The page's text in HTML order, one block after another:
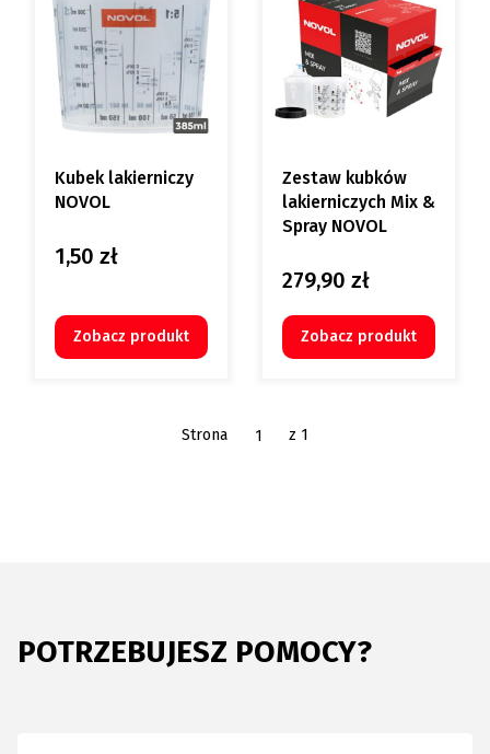
Kubek lakierniczy
NOVOL
Cena
1,50 zł
Zobacz produkt
Zestaw kubków
lakierniczych Mix &
Spray NOVOL
Cena
279,90 zł
Zobacz produkt
Strona z 1
POTRZEBUJESZ POMOCY?